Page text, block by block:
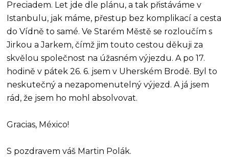
Preciadem. Let jde dle plánu, a tak přistáváme v
Istanbulu, jak máme, přestup bez komplikací a cesta
do Vídně to samé. Ve Starém Městě se rozloučím s
Jirkou a Jarkem, čímž jim touto cestou děkuji za
skvělou společnost na úžasném výjezdu. A po 17.
hodině v pátek 26. 6. jsem v Uherském Brodě. Byl to
neskutečný a nezapomenutelný výjezd. A já jsem
rád, že jsem ho mohl absolvovat.
Gracias, México!
S pozdravem váš Martin Polák.